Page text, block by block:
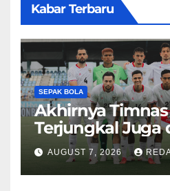
Kabar Terbaru
SEPAK BOLA
Akhirnya
Terjungkal Juga
Piala AFF 2026
AUGUST 7, 2026